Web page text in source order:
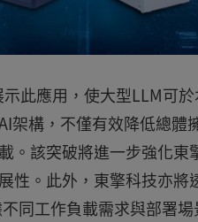
此應用，使大型LLM可
架構，不僅有效降低總體
。該突破將進一步強化
性。此外，東擎科技亦
同工作負載需求與部署